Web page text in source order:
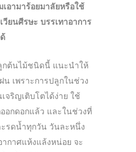
อามาร้อยมาลัยหรือใช้
วียนศีรษะ บรรเทาอาการ
กต้นไม้ชนิดนี้ แนะนำให้
น เพราะการปลูกในช่วง
จริญเติบโตได้ง่าย ใช้
ออกดอกแล้ว และในช่วงที่
รดน้ำทุกวัน วันละหนึ่ง
กาศแห้งแล้งหน่อย จะ